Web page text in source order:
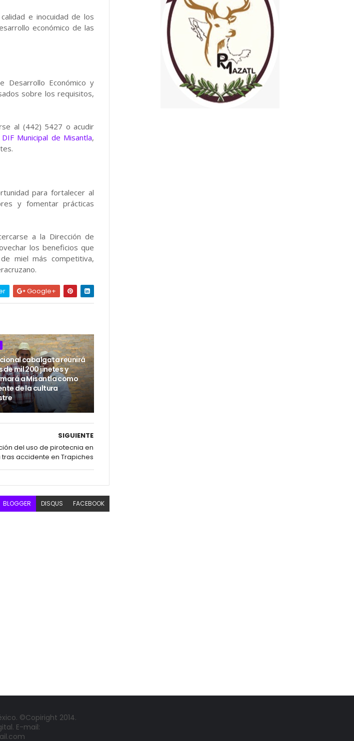
e inocuidad de los
económico de las
Desarrollo Económico y
sobre los requisitos,
al (442) 5427 o acudir
DIF Municipal de Misantla,
para fortalecer al
y fomentar prácticas
a la Dirección de
los beneficios que
miel más competitiva,
Google+
cabalgata reunirá
de mil 200 jinetes y
a Misantla como
de la cultura
SIGUIENTE
del uso de pirotecnia en
tras accidente en Trapiches
BLOGGER DISQUS FACEBOOK
©Copiright 2014.
E-mail: